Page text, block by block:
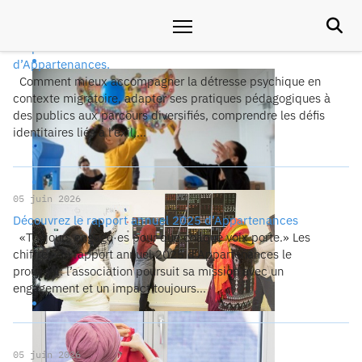

d’Appartenances.
Comment mieux accompagner la détresse psychique en
contexte migratoire, adapter ses pratiques pédagogiques à
des publics aux parcours diversifiés, comprendre les défis
identitaires liés à l’exil,...
05 juin 2026
Découvrez le rapport annuel 2025 d’Appartenances
«Toujours engagé∙es pour que chaque voix porte.» Les
chiffres du rapport annuel 2025 d’Appartenances le
prouvent: l’association poursuit sa mission avec un
engagement et un impact toujours...
05 juin 2026